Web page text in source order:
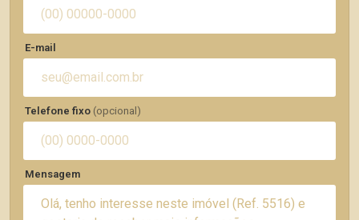
E-mail
Telefone fixo (opcional)
Mensagem